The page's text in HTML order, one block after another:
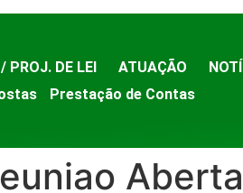
PROJ. DE LEI ATUAÇÃO
Prestação de Contas